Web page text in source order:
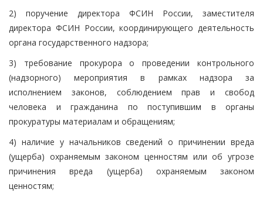
2) поручение директора ФСИН России, заместителя
директора ФСИН России, координирующего деятельность
органа государственного надзора;
3) требование прокурора о проведении контрольного
(надзорного) мероприятия в рамках надзора за
исполнением законов, соблюдением прав и свобод
человека и гражданина по поступившим в органы
прокуратуры материалам и обращениям;
4) наличие у начальников сведений о причинении вреда
(ущерба) охраняемым законом ценностям или об угрозе
причинения вреда (ущерба) охраняемым законом
ценностям;